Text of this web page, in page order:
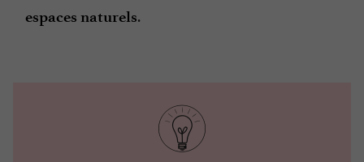
espaces naturels.